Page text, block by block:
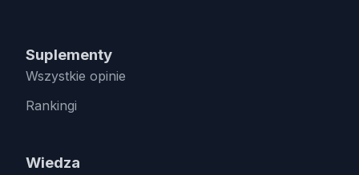
Suplementy
Wszystkie opinie
Rankingi
Wiedza